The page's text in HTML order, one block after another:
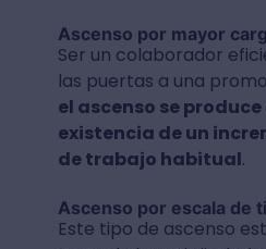
Ascenso por mayor
Ser un colaborador
las puertas a una
el ascenso se
existencia de un
de trabajo habitual.
Ascenso por escala de
Este tipo de ascenso